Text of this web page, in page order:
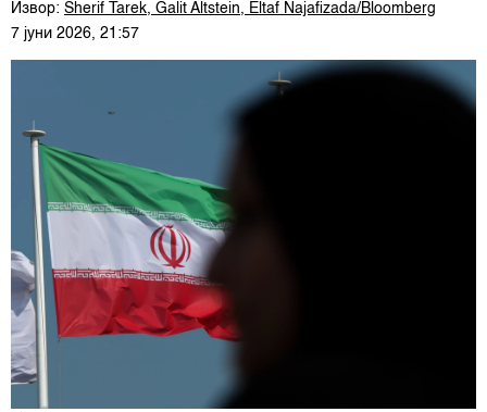
Извор: Sherif Tarek, Galit Altstein, Eltaf Najafizada/Bloomberg
7 јуни 2026, 21:57